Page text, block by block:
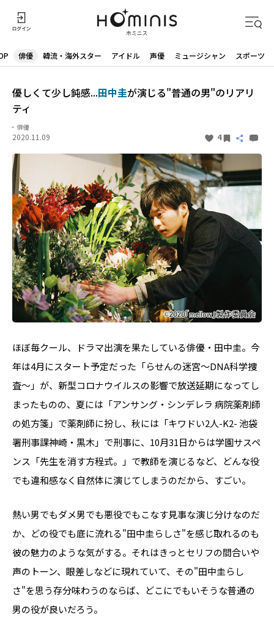
俳優 韓流・海外スター アイドル 声優 ミュージシャン スポーツ
優しくて少し鈍感...田中圭が演じる"普通の男"のリアリ
ティ
俳優
2020.11.09 4
ほぼ毎クール、ドラマ出演を果たしている俳優・田中圭。今
年は4月にスタート予定だった「らせんの迷宮～DNA科学捜
査～」が、新型コロナウイルスの影響で放送延期になってし
まったものの、夏には「アンサング・シンデレラ 病院薬剤師
の処方箋」で薬剤師に扮し、秋には「キワドい2人-K2- 池袋
署刑事課神崎・黒木」で刑事に、10月31日からは学園サスペ
ンス「先生を消す方程式。」で教師を演じるなど、どんな役
でも違和感なく自然体に演じてしまうのだから、すごい。
熱い男でもダメ男でも悪役でもこなす見事な演じ分けなのだ
か、どの役でも底に流れる"田中圭らしさ"を感じ取れるのも
彼の魅力のような気がする。それはきっとセリフの間合いや
声のトーン、眼差しなどに現れていて、その"田中圭らし
さ"を思う存分味わうのならば、どこにでもいそうな普通の
男の役が良いだろう。